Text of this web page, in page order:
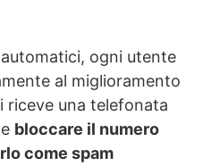
ogni utente
al miglioramento
riceve una telefonata
bloccare il numero
come spam